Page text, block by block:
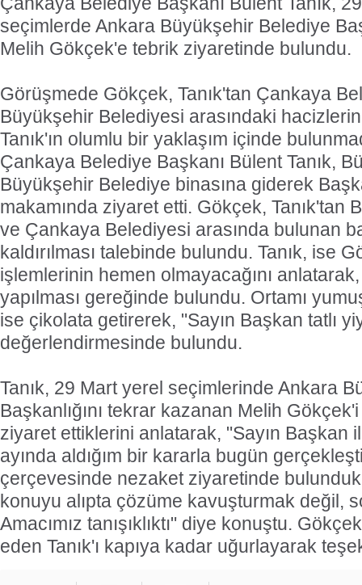
seçimlerde Ankara Büyükşehir Belediye
Melih Gökçek'e tebrik ziyaretinde bulundu.
Görüşmede Gökçek, Tanık'tan Çankaya
Büyükşehir Belediyesi arasındaki hacizlerin
Tanık'ın olumlu bir yaklaşım içinde
Çankaya Belediye Başkanı Bülent Tanık,
Büyükşehir Belediye binasına giderek
makamında ziyaret etti. Gökçek, Tanık'tan
ve Çankaya Belediyesi arasında bulunan
kaldırılması talebinde bulundu. Tanık, ise
işlemlerinin hemen olmayacağını
yapılması gereğinde bulundu. Ortamı
ise çikolata getirerek, "Sayın Başkan tatlı
değerlendirmesinde bulundu.
Tanık, 29 Mart yerel seçimlerinde Ankara
Başkanlığını tekrar kazanan Melih
ziyaret ettiklerini anlatarak, "Sayın Başkan
ayında aldığım bir kararla bugün
çerçevesinde nezaket ziyaretinde
konuyu alıpta çözüme kavuşturmak değil,
Amacımız tanışıklıktı" diye konuştu.
eden Tanık'ı kapıya kadar uğurlayarak